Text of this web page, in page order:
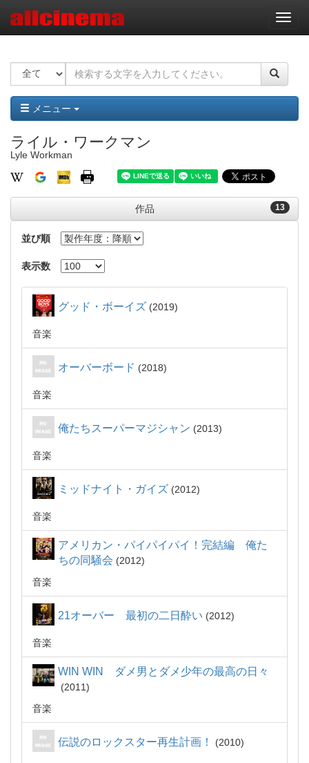
ナ
ビ
ー
ョ
ン
メニュー
ライル・ワークマン
Lyle Workman
13
作品
並び順
表示数
グッド・ボーイズ 2019
音楽
オーバーボード 2018
音楽
俺たちスーパーマジシャン 2013
音楽
ミッドナイト・ガイズ 2012
音楽
アメリカン・パイパイパイ！完結編 俺た
ちの同騒会
2012
音楽
21オーバー 最初の二日酔い 2012
音楽
WIN WIN ダメ男とダメ少年の最高の日々
2011
音楽
伝説のロックスター再生計画！ 2010